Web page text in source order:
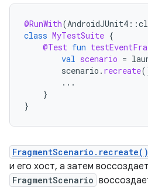
@RunWith(AndroidJUnit4 ::
class MyTestSuite {
@Test fun
val scenario =
scenario . recreate
...
}
}
FragmentScenario.recreate()
и его хост, а затем
FragmentScenario